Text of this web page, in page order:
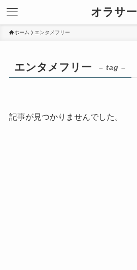
オラサー
ホーム エンタメフリー
エンタメフリー – tag –
記事が見つかりませんでした。